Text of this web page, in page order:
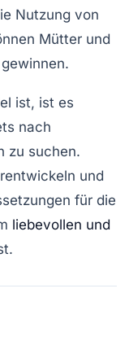
Nutzung von
Mütter und
gewinnen.
ist, ist es
nach
zu suchen.
und
für die
liebevollen und